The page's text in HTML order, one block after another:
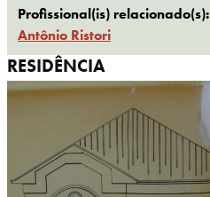
Profissional(is) relacionado(s):
Antônio Ristori
RESIDÊNCIA